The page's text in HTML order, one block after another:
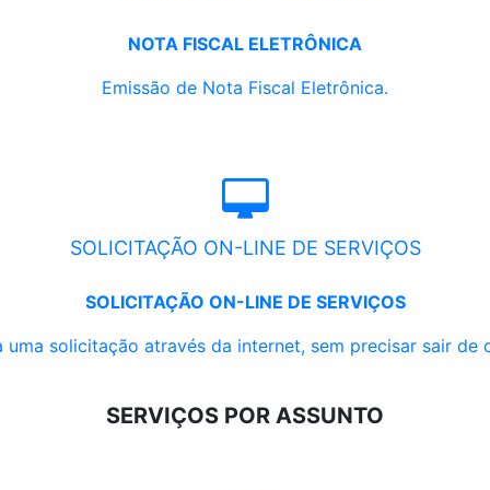
NOTA FISCAL ELETRÔNICA
Emissão de Nota Fiscal Eletrônica.
SOLICITAÇÃO ON-LINE DE SERVIÇOS
SOLICITAÇÃO ON-LINE DE SERVIÇOS
uma solicitação através da internet, sem precisar sair de
SERVIÇOS POR ASSUNTO